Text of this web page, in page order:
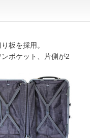
板を採用。
ポケット、片側が2